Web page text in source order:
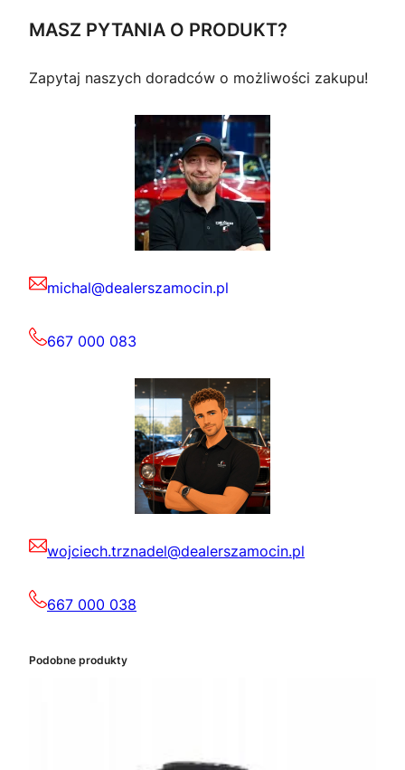
MASZ PYTANIA O PRODUKT?
Zapytaj naszych doradców o możliwości zakupu!
michal@dealerszamocin.pl
667 000 083
wojciech.trznadel@dealerszamocin.pl
667 000 038
Podobne produkty